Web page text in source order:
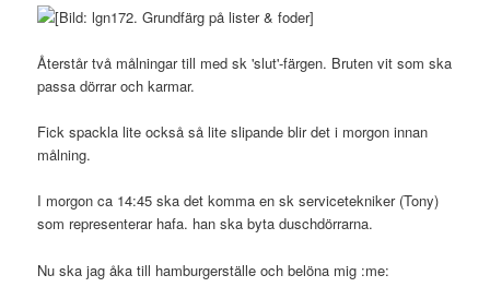
Återstår två målningar till med sk 'slut'-färgen. Bruten vit som ska
passa dörrar och karmar.
Fick spackla lite också så lite slipande blir det i morgon innan
målning.
I morgon ca 14:45 ska det komma en sk servicetekniker (Tony)
som representerar hafa. han ska byta duschdörrarna.
Nu ska jag åka till hamburgerställe och belöna mig :me: